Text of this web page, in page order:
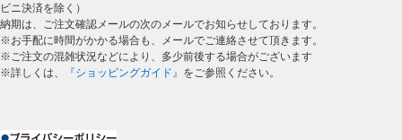
ビニ決済を除く）
納期は、ご注文確認メールの次のメールでお知らせしております。
※お手配に時間がかかる場合も、メールでご連絡させて頂きます。
※ご注文の混雑状況などにより、多少前後する場合がございます
※詳しくは、
『ショッピングガイド』 をご参照ください。